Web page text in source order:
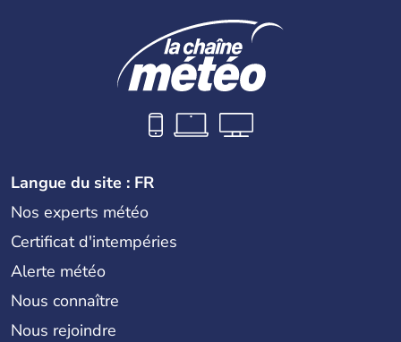
qui constitueront en 1299 les fondations de l'Empire
ottoman. Après avoir rattaché l'Anatolie et la Thrace
orientale au territoire turc, la République est proclamée
le 29 octobre 1923. Ankara remplace alors Istanbul au
titre de capitale du pays.
Langue du site : FR
Nos experts météo
Certificat d'intempéries
Alerte météo
Nous connaître
Nous rejoindre